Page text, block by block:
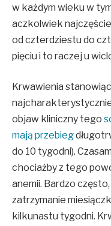
w każdym wieku w
aczkolwiek
od czterdziestu do
pięciu i to raczej u
Krwawienia
objaw kliniczny tego
mają przebieg
do 10 tygodni).
chociażby z tego
anemii. Bardzo
zatrzymanie
kilkunastu tygodni.